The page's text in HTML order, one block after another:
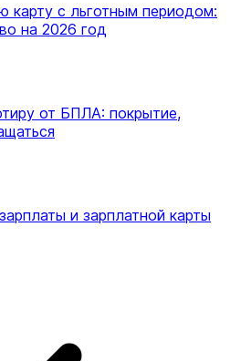
карту с льготным периодом:
на 2026 год
от БПЛА: покрытие,
и зарплатной карты